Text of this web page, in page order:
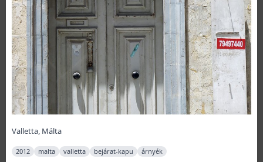
Valletta, Málta
2012 malta valletta bejárat-kapu árnyék